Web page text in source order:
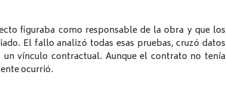
figuraba como responsable de la obra y que los
El fallo analizó todas esas pruebas, cruzó datos
vínculo contractual. Aunque el contrato no tenía
ocurrió.